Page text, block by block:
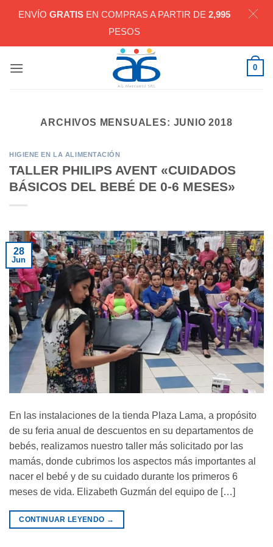
0
ARCHIVOS MENSUALES: JUNIO 2018
HIGIENE EN LA ALIMENTACIÓN
TALLER PHILIPS AVENT «CUIDADOS
BÁSICOS DEL BEBÉ DE 0-6 MESES»
28
Jun
En las instalaciones de la tienda Plaza Lama, a propósito
de su feria anual de descuentos en su departamentos de
bebés, realizamos nuestro taller más solicitado por las
mamás, donde cubrimos los aspectos más importantes al
nacer el bebé y de su cuidado durante los primeros 6
meses de vida. Elizabeth Guzmán del equipo de […]
CONTINUAR LEYENDO →
ENVÍO GRATIS EN COMPRAS A PARTIR DE 2,995
PESOS